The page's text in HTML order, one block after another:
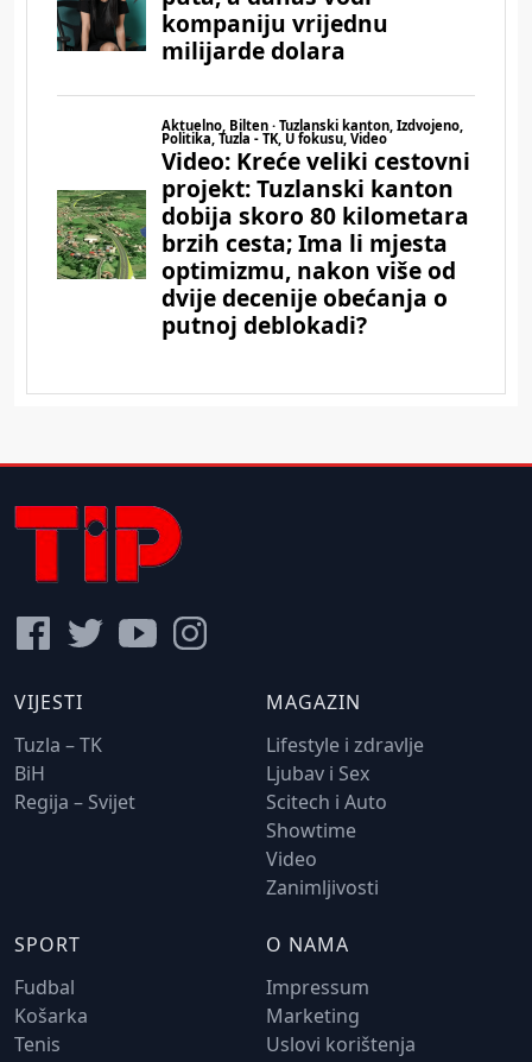
VIJESTI
Tuzla – TK
BiH
Regija – Svijet
MAGAZIN
Lifestyle i zdravlje
Ljubav i Sex
Scitech i Auto
Showtime
Video
Zanimljivosti
SPORT
Fudbal
Košarka
Tenis
O NAMA
Impressum
Marketing
Uslovi korištenja